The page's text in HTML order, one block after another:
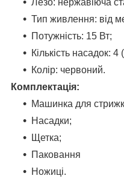
Лезо: нержавіюча
Тип живлення: від
Потужність: 15 Вт;
Кількість
Колір: червоний.
Комплектація:
Машинка для
Насадки;
Щетка;
Паковання
Ножиці.